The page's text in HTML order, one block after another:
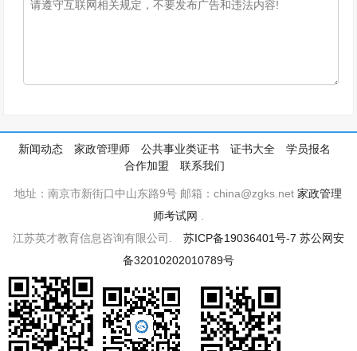
新闻动态 家政管理师 公共事业类证书 证书大全
学员报名
合作加盟
联系我们
地址：南京市新街口中山东路9号 邮箱：china@zgks.net家政管理
师考试网
江苏英才教育信息咨询有限公司. 苏ICP备19036401号-7 苏公网安
备32010202010789号